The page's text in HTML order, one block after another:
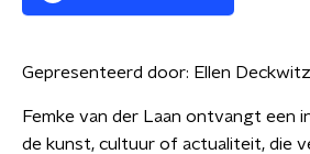
Gepresenteerd door: Ellen Deckwitz
Femke van der Laan ontvangt een
de kunst, cultuur of actualiteit, die